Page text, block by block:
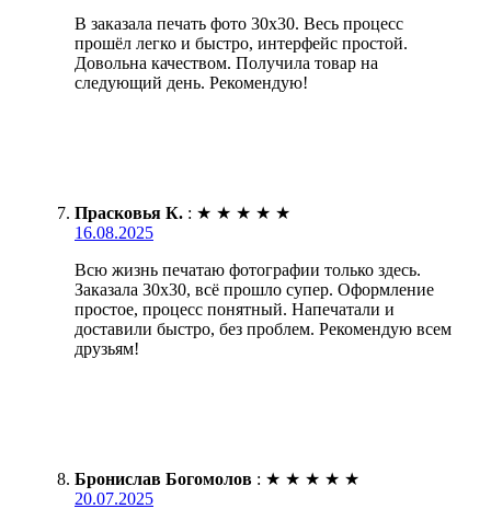
В заказала печать фото 30х30. Весь процесс
прошёл легко и быстро, интерфейс простой.
Довольна качеством. Получила товар на
следующий день. Рекомендую!
Прасковья К. : ★ ★ ★ ★ ★
16.08.2025
Всю жизнь печатаю фотографии только здесь.
Заказала 30х30, всё прошло супер. Оформление
простое, процесс понятный. Напечатали и
доставили быстро, без проблем. Рекомендую всем
друзьям!
Бронислав Богомолов : ★ ★ ★ ★ ★
20.07.2025